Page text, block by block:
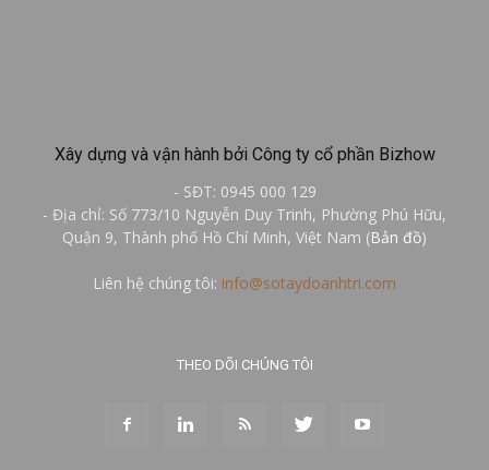
Xây dựng và vận hành bởi Công ty cổ phần Bizhow
- SĐT: 0945 000 129
- Địa chỉ: Số 773/10 Nguyễn Duy Trinh, Phường Phú Hữu,
Quận 9, Thành phố Hồ Chí Minh, Việt Nam (Bản đồ)
Liên hệ chúng tôi: info@sotaydoanhtri.com
THEO DÕI CHÚNG TÔI